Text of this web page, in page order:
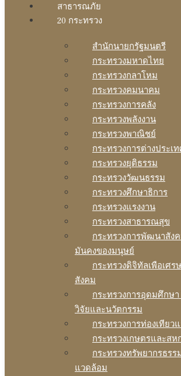
สาธารณภัย
20 กระทรวง
สํานักนายกรัฐมนตรี
กระทรวงมหาดไทย
กระทรวงกลาโหม
กระทรวงคมนาคม
กระทรวงการคลัง
กระทรวงพลังงาน
กระทรวงพาณิชย์
กระทรวงการต่างประเ
กระทรวงยุติธรรม
กระทรวงวัฒนธรรม
กระทรวงศึกษาธิการ
กระทรวงแรงงาน
กระทรวงสาธารณสุข
กระทรวงการพัฒนาสัง
มันคงของมนุษย์
กระทรวงดิจิทัลเพือเศร
สังคม
กระทรวงการอุดมศึกษ
วิจัยและนวัตกรรม
กระทรวงการท่องเทียว
กระทรวงเกษตรและส
กระทรวงทรัพยากรธร
แวดล้อม